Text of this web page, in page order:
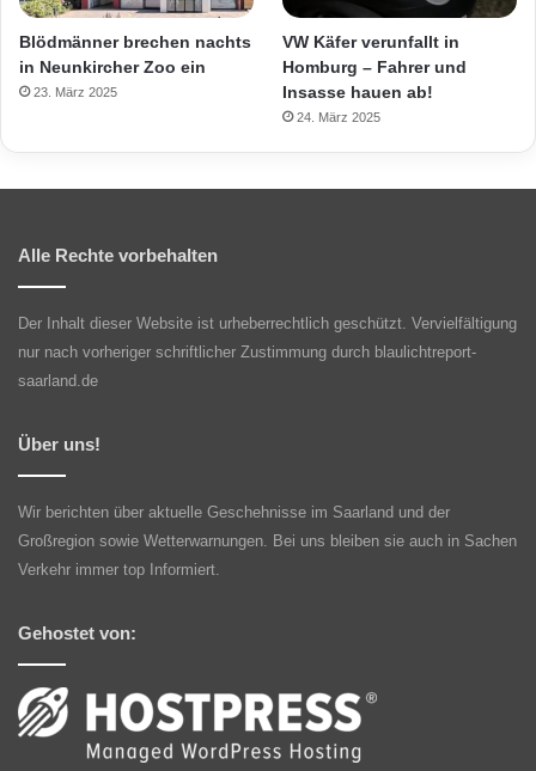
Blödmänner brechen nachts
in Neunkircher Zoo ein
23. März 2025
VW Käfer verunfallt in
Homburg – Fahrer und
Insasse hauen ab!
24. März 2025
Alle Rechte vorbehalten
Der Inhalt dieser Website ist urheberrechtlich geschützt. Vervielfältigung
nur nach vorheriger schriftlicher Zustimmung durch blaulichtreport-
saarland.de
Über uns!
Wir berichten über aktuelle Geschehnisse im Saarland und der
Großregion sowie Wetterwarnungen. Bei uns bleiben sie auch in Sachen
Verkehr immer top Informiert.
Gehostet von: